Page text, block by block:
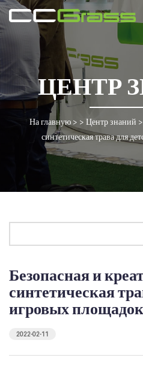
ЦЕНТР
На главную> > Центр знаний
синтетическая трава для
Безопасная и
синтетическая
игровых площадок
2022-02-11